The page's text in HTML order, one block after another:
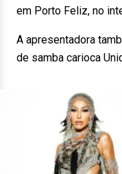
em Porto Feliz, no
A apresentadora
de samba carioca